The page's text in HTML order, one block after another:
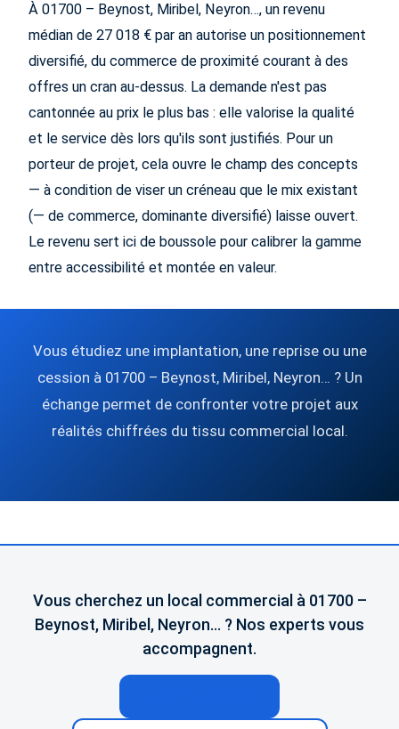
À 01700 – Beynost, Miribel, Neyron…, un revenu
médian de 27 018 € par an autorise un positionnement
diversifié, du commerce de proximité courant à des
offres un cran au-dessus. La demande n'est pas
cantonnée au prix le plus bas : elle valorise la qualité
et le service dès lors qu'ils sont justifiés. Pour un
porteur de projet, cela ouvre le champ des concepts
— à condition de viser un créneau que le mix existant
(— de commerce, dominante diversifié) laisse ouvert.
Le revenu sert ici de boussole pour calibrer la gamme
entre accessibilité et montée en valeur.
Vous étudiez une implantation, une reprise ou une
cession à 01700 – Beynost, Miribel, Neyron… ? Un
échange permet de confronter votre projet aux
réalités chiffrées du tissu commercial local.
Vous cherchez un local commercial à 01700 –
Beynost, Miribel, Neyron… ? Nos experts vous
accompagnent.